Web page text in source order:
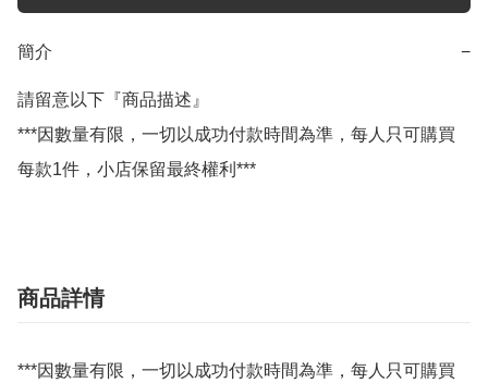
簡介 −
請留意以下『商品描述』
***因數量有限，一切以成功付款時間為準，每人只可購買
每款1件，小店保留最終權利***
商品詳情
***因數量有限，一切以成功付款時間為準，每人只可購買